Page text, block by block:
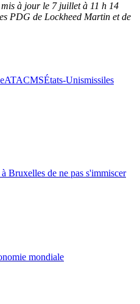
à jour le 7 juillet à 11 h 14
PDG de Lockheed Martin et de
ATACMSÉtats-Unismissiles
Bruxelles de ne pas s'immiscer
mondiale